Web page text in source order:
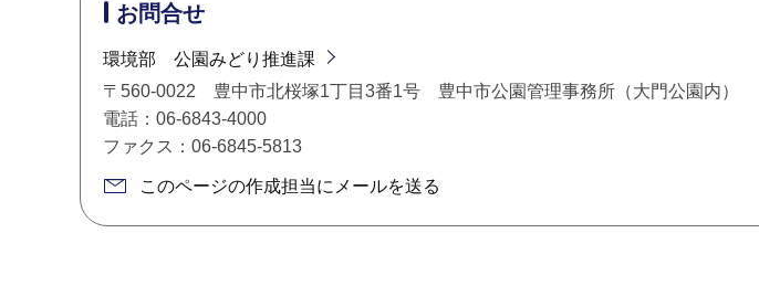
お問合せ
環境部 公園みどり推進課
〒560-0022 豊中市北桜塚1丁目3番1号 豊中市公園管理事務所（大門公園内）
電話：06-6843-4000
ファクス：06-6845-5813
このページの作成担当にメールを送る